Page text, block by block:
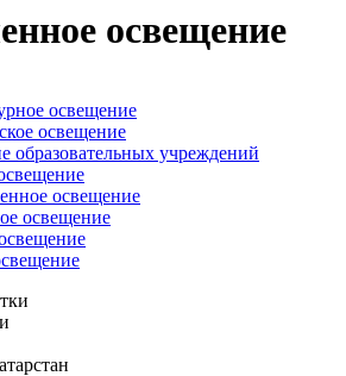
освещение
освещение
освещение
образовательных учреждений
освещение
освещение